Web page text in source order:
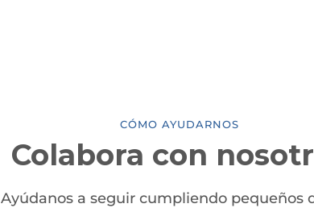
CÓMO AYUDARNOS
Colabora con
Ayúdanos a seguir cumpliendo pequeños